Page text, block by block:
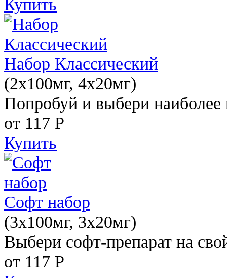
Набор Классический
(2x100мг, 4x20мг)
Попробуй и выбери наиболее
от 117 Р
Купить
Софт набор
(3x100мг, 3x20мг)
Выбери софт-препарат на
от 117 Р